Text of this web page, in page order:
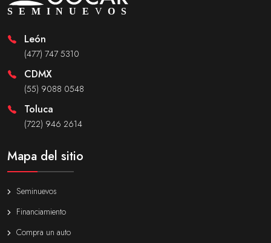
León
(477) 747 5310
CDMX
(55) 9088 0548
Toluca
(722) 946 2614
Mapa del sitio
Seminuevos
Financiamiento
Compra un auto